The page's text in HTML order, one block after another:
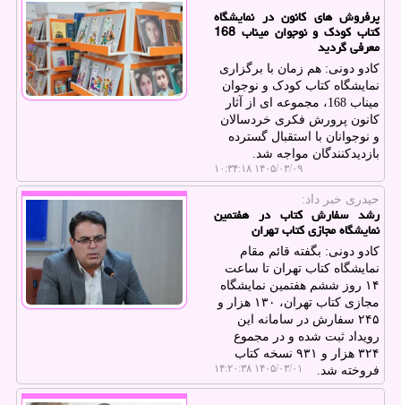
پرفروش های کانون در نمایشگاه
کتاب کودک و نوجوان میناب 168
معرفی گردید
کادو دونی: هم زمان با برگزاری
نمایشگاه کتاب کودک و نوجوان
میناب 168، مجموعه ای از آثار
کانون پرورش فکری خردسالان
و نوجوانان با استقبال گسترده
بازدیدکنندگان مواجه شد.
۱۴۰۵/۰۳/۰۹ ۱۰:۳۴:۱۸
حیدری خبر داد:
رشد سفارش کتاب در هفتمین
نمایشگاه مجازی کتاب تهران
کادو دونی: بگفته قائم مقام
نمایشگاه کتاب تهران تا ساعت
۱۴ روز ششم هفتمین نمایشگاه
مجازی کتاب تهران، ۱۳۰ هزار و
۲۴۵ سفارش در سامانه این
رویداد ثبت شده و در مجموع
۳۲۴ هزار و ۹۳۱ نسخه کتاب
فروخته شد.
۱۴۰۵/۰۳/۰۱ ۱۴:۲۰:۳۸